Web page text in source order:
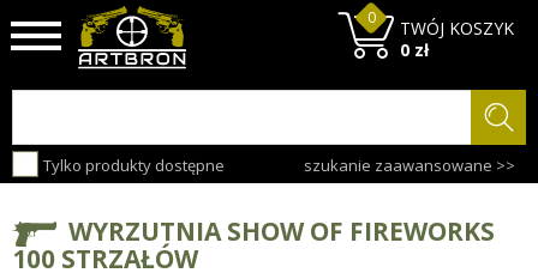
Tylko produkty dostępne szukanie zaawansowane >>
TWÓJ KOSZYK
0
0 zł
WYRZUTNIA SHOW OF FIREWORKS
100 STRZAŁÓW